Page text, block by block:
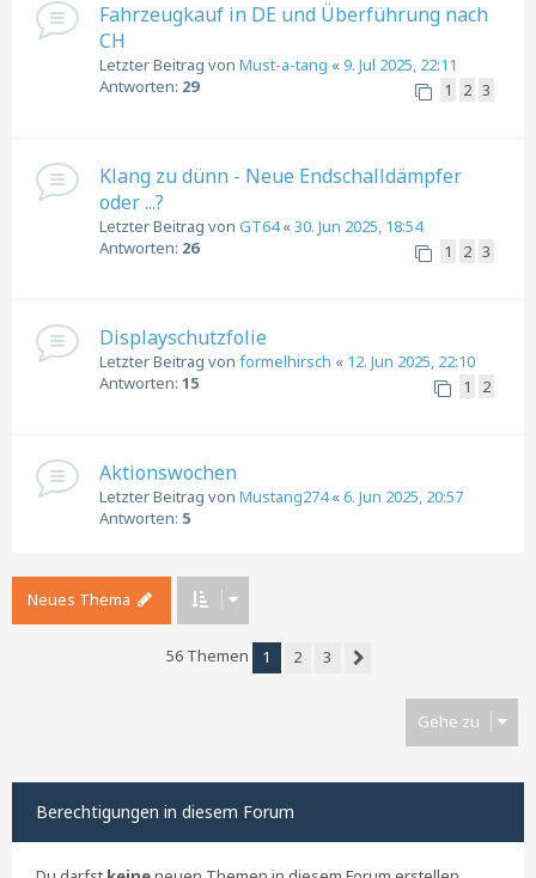
Fahrzeugkauf in DE und Überführung nach
CH
Letzter Beitrag von Must-a-tang «9. Jul 2025, 22:11
Antworten: 29 1 2 3
Klang zu dünn - Neue Endschalldämpfer
oder ...?
Letzter Beitrag von GT64«30. Jun 2025, 18:54
Antworten: 26 1 2 3
Displayschutzfolie
Letzter Beitrag von formelhirsch « 12. Jun 2025, 22:10
Antworten: 15 1 2
Aktionswochen
Letzter Beitrag von Mustang274«6. Jun 2025, 20:57
Antworten: 5
Neues Thema
56 Themen 1 2
3
Gehe zu
Berechtigungen in diesem Forum